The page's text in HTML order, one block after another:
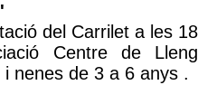
del Carrilet a les
Centre de
nenes de 3 a 6 anys .